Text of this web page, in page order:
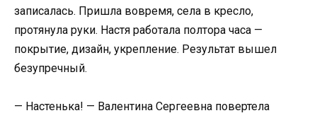
записалась. Пришла вовремя, села в кресло,
протянула руки. Настя работала полтора часа —
покрытие, дизайн, укрепление. Результат вышел
безупречный.
— Настенька! — Валентина Сергеевна повертела